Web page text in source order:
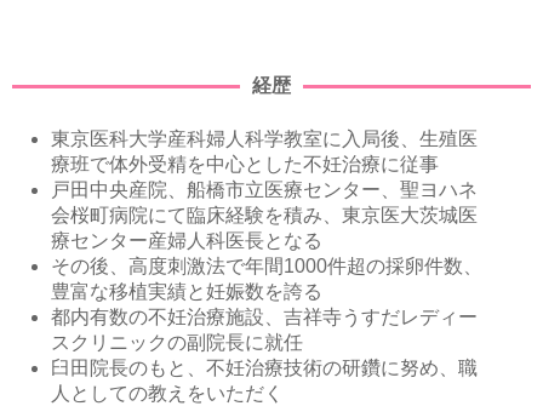
経歴
東京医科大学産科婦人科学教室に入局後、生殖医
療班で体外受精を中心とした不妊治療に従事
戸田中央産院、船橋市立医療センター、聖ヨハネ
会桜町病院にて臨床経験を積み、東京医大茨城医
療センター産婦人科医長となる
その後、高度刺激法で年間1000件超の採卵件数、
豊富な移植実績と妊娠数を誇る
都内有数の不妊治療施設、吉祥寺うすだレディー
スクリニックの副院長に就任
臼田院長のもと、不妊治療技術の研鑽に努め、職
人としての教えをいただく